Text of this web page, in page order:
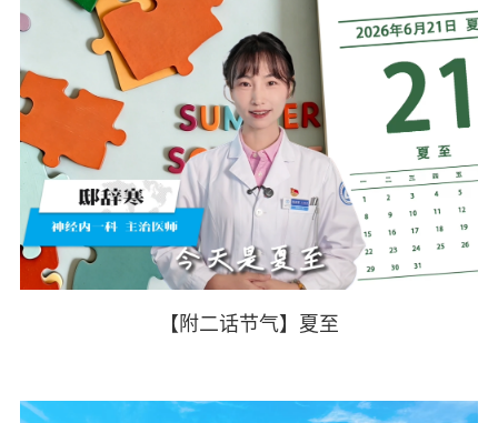
【附二话节气】夏至